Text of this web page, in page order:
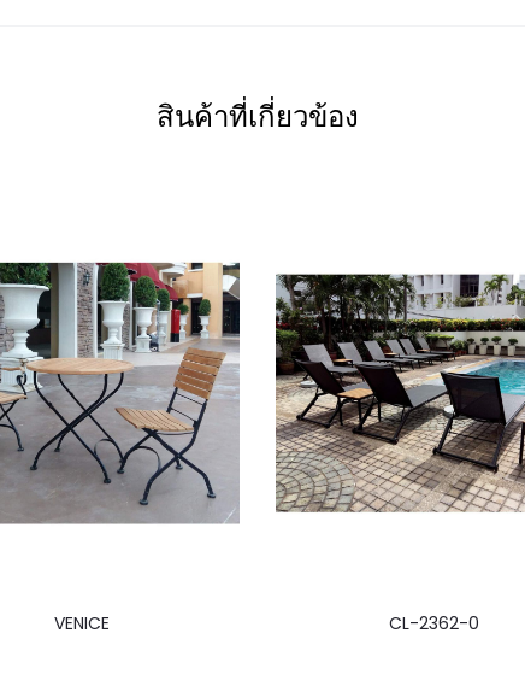
สินค้าที่เกี่ยวข้อง
VENICE CL-2362-0